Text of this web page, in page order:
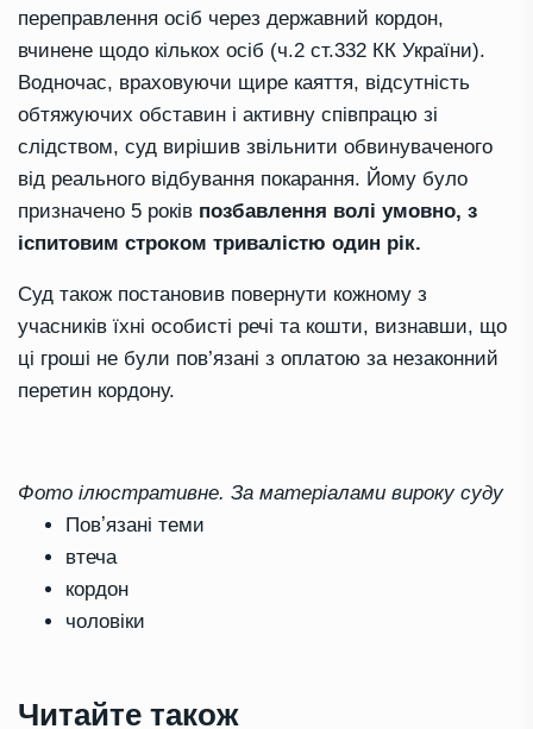
переправлення осіб через державний кордон,
вчинене щодо кількох осіб (ч.2 ст.332 КК України).
Водночас, враховуючи щире каяття, відсутність
обтяжуючих обставин і активну співпрацю зі
слідством, суд вирішив звільнити обвинуваченого
від реального відбування покарання. Йому було
призначено 5 років позбавлення волі умовно, з
іспитовим строком тривалістю один рік.
Суд також постановив повернути кожному з
учасників їхні особисті речі та кошти, визнавши, що
ці гроші не були пов’язані з оплатою за незаконний
перетин кордону.
Фото ілюстративне. За матеріалами вироку суду
Повʼязані теми
втеча
кордон
чоловіки
Читайте також